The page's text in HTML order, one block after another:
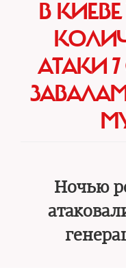
В
АТАКИ
Ночью